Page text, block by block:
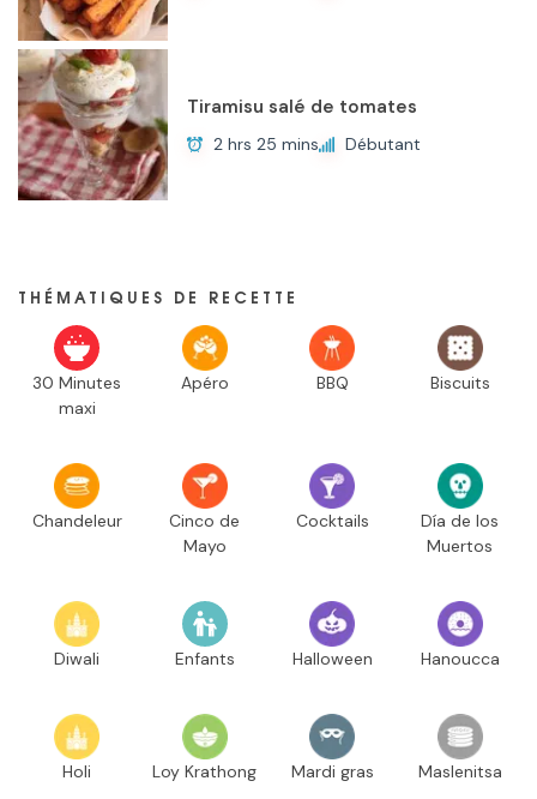
Tiramisu salé de tomates
2 hrs 25 mins Débutant
THÉMATIQUES DE RECETTE
30 Minutes
maxi
Apéro BBQ Biscuits
Chandeleur
Cinco de
Mayo
Cocktails
Día de los
Muertos
Diwali Enfants Halloween Hanoucca
Holi Loy Krathong Mardi gras Maslenitsa